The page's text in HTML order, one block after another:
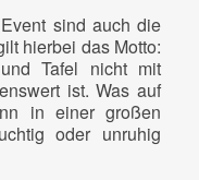
sind auch die
hierbei das Motto:
Tafel nicht mit
ist. Was auf
in einer großen
oder unruhig